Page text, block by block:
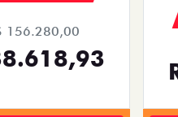
156.280,00